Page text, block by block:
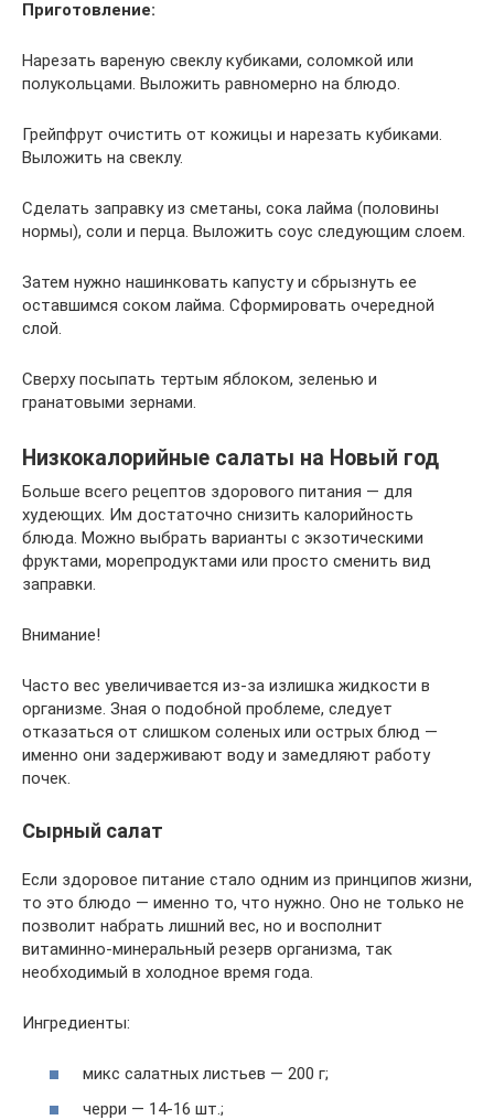
Приготовление:
Нарезать вареную свеклу кубиками, соломкой или
полукольцами. Выложить равномерно на блюдо.
Грейпфрут очистить от кожицы и нарезать кубиками.
Выложить на свеклу.
Сделать заправку из сметаны, сока лайма (половины
нормы), соли и перца. Выложить соус следующим слоем.
Затем нужно нашинковать капусту и сбрызнуть ее
оставшимся соком лайма. Сформировать очередной
слой.
Сверху посыпать тертым яблоком, зеленью и
гранатовыми зернами.
Низкокалорийные салаты на Новый год
Больше всего рецептов здорового питания — для
худеющих. Им достаточно снизить калорийность
блюда. Можно выбрать варианты с экзотическими
фруктами, морепродуктами или просто сменить вид
заправки.
Внимание!
Часто вес увеличивается из-за излишка жидкости в
организме. Зная о подобной проблеме, следует
отказаться от слишком соленых или острых блюд —
именно они задерживают воду и замедляют работу
почек.
Сырный салат
Если здоровое питание стало одним из принципов жизни,
то это блюдо — именно то, что нужно. Оно не только не
позволит набрать лишний вес, но и восполнит
витаминно-минеральный резерв организма, так
необходимый в холодное время года.
Ингредиенты:
микс салатных листьев — 200 г;
черри — 14-16 шт.;